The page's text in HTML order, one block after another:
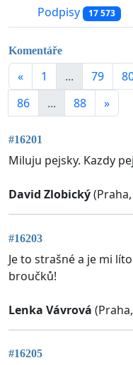
Podpisy 17 573
Komentáře
« 1 ... 79
86
... 88 »
#16201
Miluju pejsky. Kazdy
David Zlobický
#16203
Je to strašné a je mi
broučků!
Lenka Vávrová
#16205